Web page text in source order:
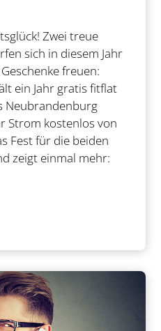
Zwei treue
sich in diesem Jahr
freuen:
ein Jahr gratis fitflat
Neubrandenburg
Strom kostenlos von
Fest für die beiden
zeigt einmal mehr: